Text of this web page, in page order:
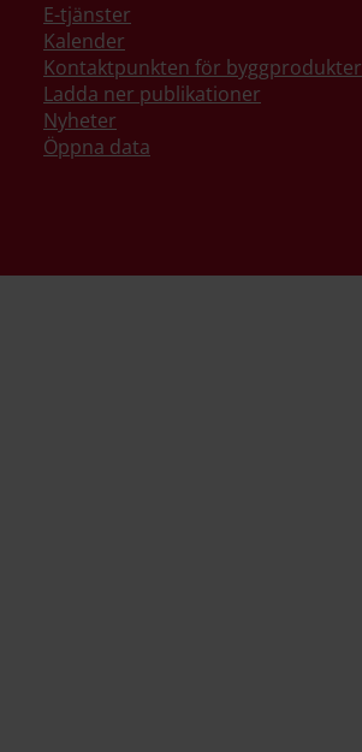
E-tjänster
Kalender
Kontaktpunkten för byggprodukter
Ladda ner publikationer
Nyheter
Öppna data